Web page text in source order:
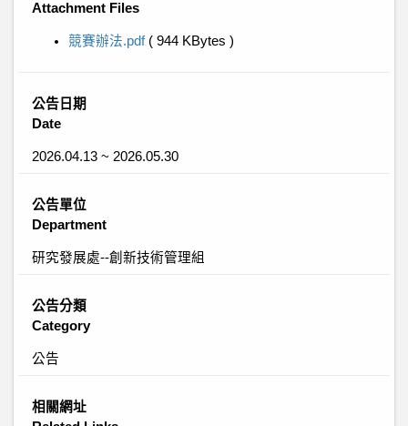
Attachment Files
競賽辦法.pdf ( 944 KBytes )
公告日期
Date
2026.04.13 ~ 2026.05.30
公告單位
Department
研究發展處--創新技術管理組
公告分類
Category
公告
相關網址